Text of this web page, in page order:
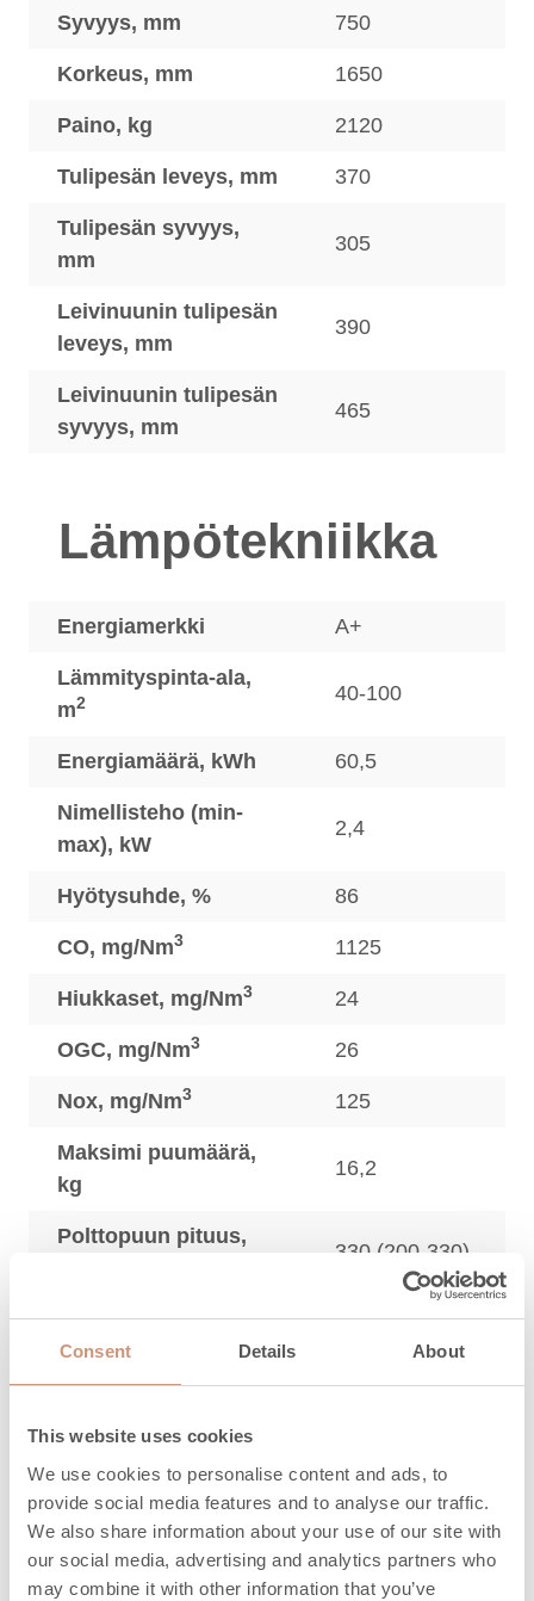
Consent Details About
This website uses cookies
We use cookies to personalise content and ads, to
provide social media features and to analyse our traffic.
We also share information about your use of our site with
our social media, advertising and analytics partners who
may combine it with other information that you’ve
Syvyys, mm 750
Korkeus, mm 1650
Paino, kg 2120
Tulipesän leveys, mm 370
Tulipesän syvyys,
mm
305
Leivinuunin tulipesän
leveys, mm
390
Leivinuunin tulipesän
syvyys, mm
465
Lämpötekniikka
Energiamerkki A+
Lämmityspinta-ala,
m2 40-100
Energiamäärä, kWh 60,5
Nimellisteho (min-
max), kW
2,4
Hyötysuhde, % 86
CO, mg/Nm3 1125
Hiukkaset, mg/Nm3 24
OGC, mg/Nm3 26
Nox, mg/Nm3 125
Maksimi puumäärä,
kg
16,2
Polttopuun pituus,
330 (200-330)
Maksimi
pellettimäärä, kg
(h) 100%
Lämmönluovutusaika
(h) 50%
20,4
Lämmönluovutusaika
31,4